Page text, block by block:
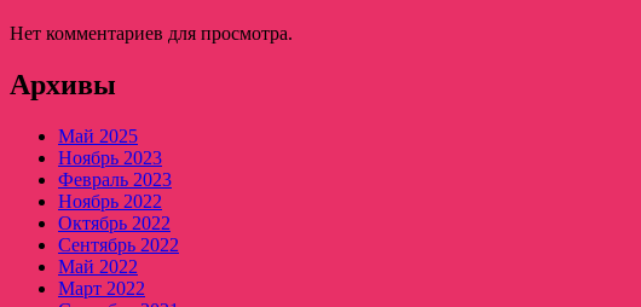
Нет комментариев для просмотра.
Архивы
Май 2025
Ноябрь 2023
Февраль 2023
Ноябрь 2022
Октябрь 2022
Сентябрь 2022
Май 2022
Март 2022